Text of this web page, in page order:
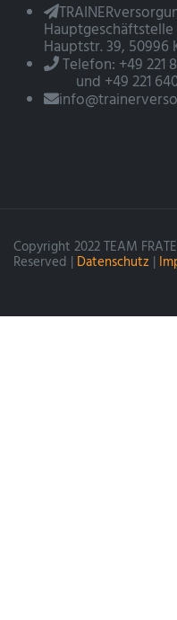
Hauptgeschäftstelle
Hauptstr. 39, 50996
Telefon: +49 221
und +49 221
Copyright 2022 TEAM
Reserved | Datenschutz |